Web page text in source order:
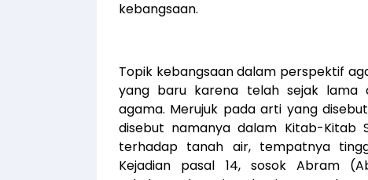
kebangsaan.
Topik kebangsaan dalam perspektif
yang baru karena telah sejak lama
agama. Merujuk pada arti yang
disebut namanya dalam Kitab-Kitab
terhadap tanah air, tempatnya
Kejadian pasal 14, sosok Abram